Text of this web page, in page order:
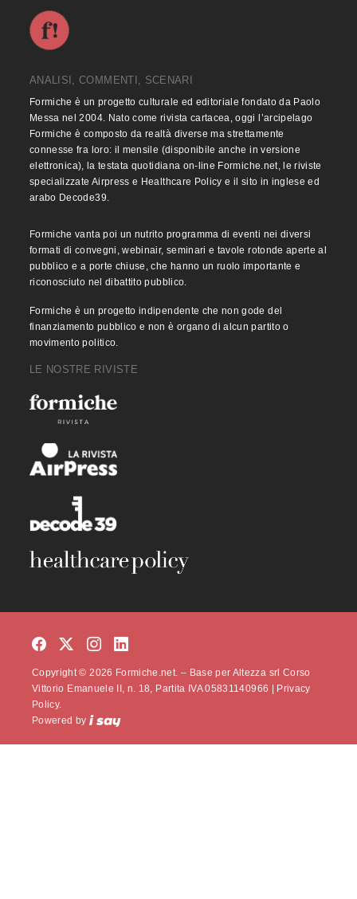
ANALISI, COMMENTI, SCENARI
Formiche è un progetto culturale ed editoriale fondato da Paolo
Messa nel 2004. Nato come rivista cartacea, oggi l’arcipelago
Formiche è composto da realtà diverse ma strettamente
connesse fra loro: il mensile (disponibile anche in versione
elettronica), la testata quotidiana on-line Formiche.net, le riviste
specializzate Airpress e Healthcare Policy e il sito in inglese ed
arabo Decode39.
Formiche vanta poi un nutrito programma di eventi nei diversi
formati di convegni, webinair, seminari e tavole rotonde aperte al
pubblico e a porte chiuse, che hanno un ruolo importante e
riconosciuto nel dibattito pubblico.
Formiche è un progetto indipendente che non gode del
finanziamento pubblico e non è organo di alcun partito o
movimento politico.
LE NOSTRE RIVISTE
Copyright © 2026 Formiche.net. – Base per Altezza srl Corso
Vittorio Emanuele II, n. 18, Partita IVA 05831140966 | Privacy
Policy.
Powered by